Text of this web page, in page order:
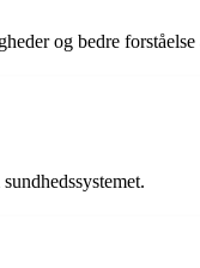
og bedre